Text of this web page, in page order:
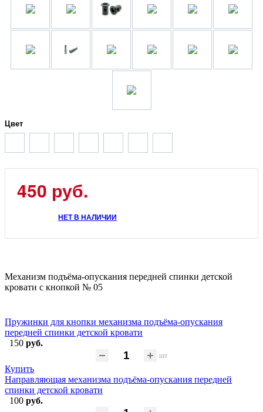
Цвет
450 руб.
НЕТ В НАЛИЧИИ
Механизм подъёма-опускания передней спинки детской
кровати с кнопкой № 05
Пружинки для кнопки механизма подъёма-опускания
передней спинки детской кровати
150 руб.
шт
Купить
Направляющая механизма подъёма-опускания передней
спинки детской кровати
100 руб.